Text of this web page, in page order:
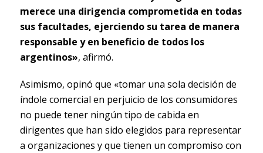
merece una dirigencia comprometida en todas
sus facultades, ejerciendo su tarea de manera
responsable y en beneficio de todos los
argentinos», afirmó.
Asimismo, opinó que «tomar una sola decisión de
índole comercial en perjuicio de los consumidores
no puede tener ningún tipo de cabida en
dirigentes que han sido elegidos para representar
a organizaciones y que tienen un compromiso con